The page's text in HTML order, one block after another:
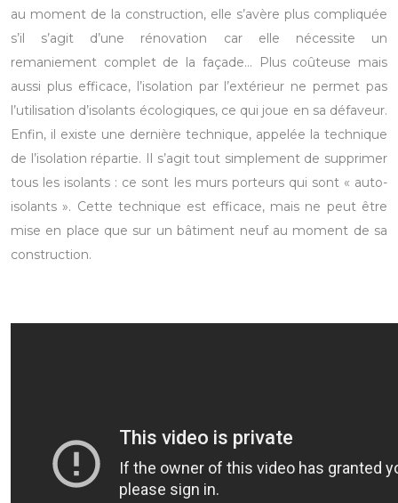
au moment de la construction, elle s’avère plus compliquée
s’il s’agit d’une rénovation car elle nécessite un
remaniement complet de la façade… Plus coûteuse mais
aussi plus efficace, l’isolation par l’extérieur ne permet pas
l’utilisation d’isolants écologiques, ce qui joue en sa défaveur.
Enfin, il existe une dernière technique, appelée la technique
de l’isolation répartie. Il s’agit tout simplement de supprimer
tous les isolants : ce sont les murs porteurs qui sont « auto-
isolants ». Cette technique est efficace, mais ne peut être
mise en place que sur un bâtiment neuf au moment de sa
construction.